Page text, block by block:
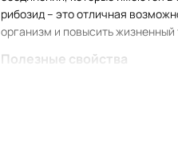
рибозид – это отличная
организм и повысить жизненный
Полезные свойства